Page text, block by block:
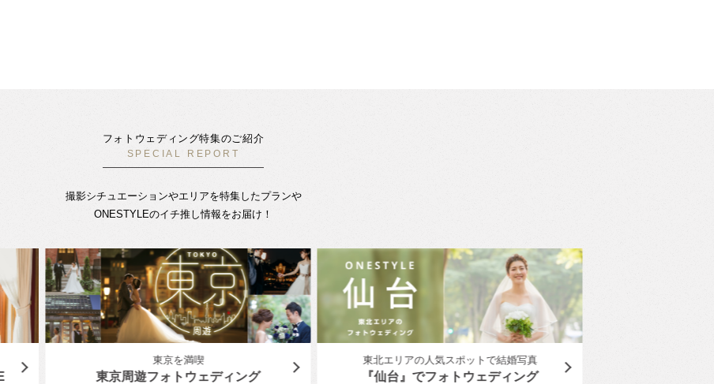
フォトウェディング特集のご紹介
SPECIAL REPORT
撮影シチュエーションやエリアを特集したプランや
ONESTYLEのイチ推し情報をお届け！
東北エリアの人気スポットで結婚写真
『仙台』でフォトウェディング
横浜エリアのフォトウェディング・前撮り特集
『横浜』でフォトウェディング。